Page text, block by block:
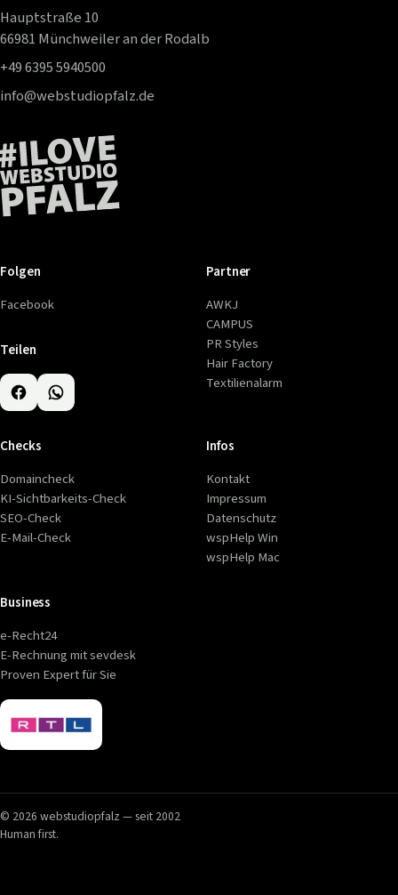
Hauptstraße 10
66981 Münchweiler an der Rodalb
+49 6395 5940500
info@webstudiopfalz.de
Folgen
Facebook
Teilen
Partner
AWKJ
CAMPUS
PR Styles
Hair Factory
Textilienalarm
Checks
Domaincheck
KI-Sichtbarkeits-Check
SEO-Check
E-Mail-Check
Infos
Kontakt
Impressum
Datenschutz
wspHelp Win
wspHelp Mac
Business
e-Recht24
E-Rechnung mit sevdesk
Proven Expert für Sie
© 2026 webstudiopfalz — seit 2002
Human first.